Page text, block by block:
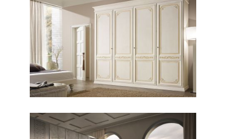
CLASSICO / ARMADI
Mercury